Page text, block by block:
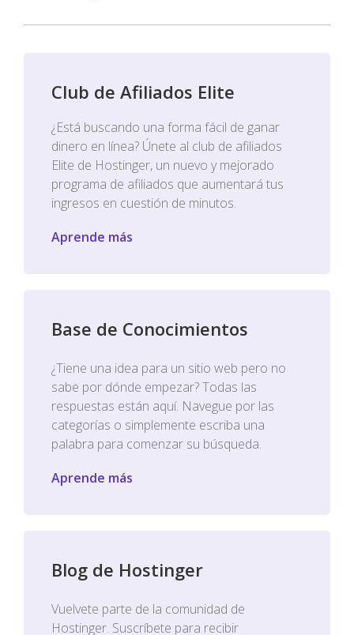
Club de Afiliados Elite
¿Está buscando una forma fácil de ganar
dinero en línea? Únete al club de afiliados
Elite de Hostinger, un nuevo y mejorado
programa de afiliados que aumentará tus
ingresos en cuestión de minutos.
Aprende más
Base de Conocimientos
¿Tiene una idea para un sitio web pero no
sabe por dónde empezar? Todas las
respuestas están aquí. Navegue por las
categorías o simplemente escriba una
palabra para comenzar su búsqueda.
Aprende más
Blog de Hostinger
Vuelvete parte de la comunidad de
Hostinger. Suscríbete para recibir